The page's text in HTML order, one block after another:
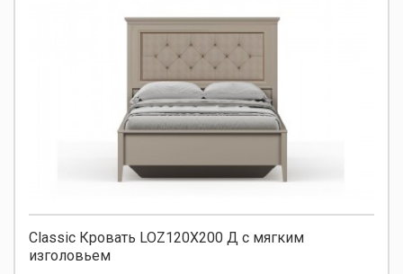
Classic Кровать LOZ120X200 Д с мягким
изголовьем